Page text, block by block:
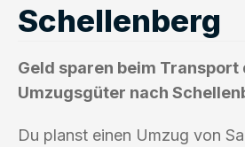
Schellenberg
Geld sparen beim Transport
Umzugsgüter nach
Du planst einen Umzug von